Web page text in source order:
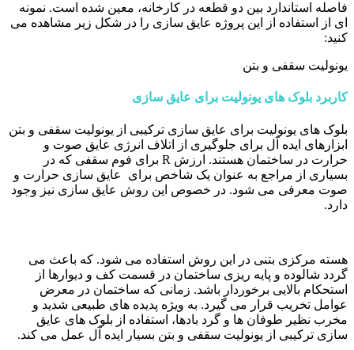
فاصله استاندارد بین دو قطعه در کارخانه، معین شده است. نمونه
ای از استفاده از این پروژه عایق سازی را در شکل زیر مشاهده می
کنید:
یونولیت سقفی و بتن
کاربرد بلوک های یونولیت برای عایق سازی
بلوک های یونولیت برای عایق سازی ترکیبی از یونولیت سقفی و بتن
ابزارهای ایده آل برای جلوگیری از اتلاف انرژی عایق صوت و
حرارت در ساختمان هستند. ارزش R برای فوم سقفی که در
بسیاری از مراجع به عنوان یک شاخص برای عایق سازی حرارت و
صوت معرفی می شود. در خصوص این روش عایق سازی نیز وجود
دارد.
هسته مرکزی بتنی در این روش استفاده می شود. که باعث می
گردد شالوده و پایه ریزی ساختمان در قسمت کف و دیوارها از
استحکام بالایی برخوردار باشد. زمانی که ساختمان در معرض
عوامل تخریب قرار می گیرد. به ویژه پدیده های طبیعی شدید و
مخرب نظیر طوفان ها و گرد بادها، استفاده از بلوک های عایق
سازی ترکیبی از یونولیت سقفی و بتن بسیار ایده آل عمل می کند.